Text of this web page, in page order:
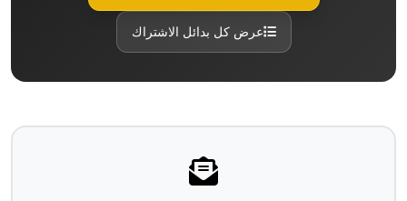
عرض كل بدائل الاشتراك